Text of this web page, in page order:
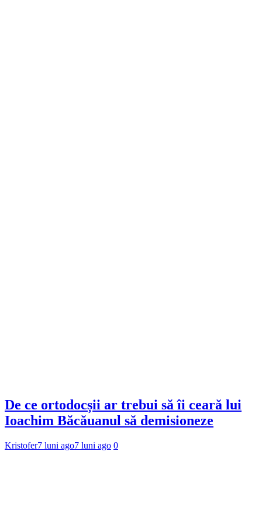
De ce ortodocșii ar trebui să îi ceară lui
Ioachim Băcăuanul să demisioneze
Kristofer7 luni ago7 luni ago 0